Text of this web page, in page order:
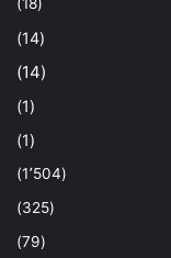
(14)
(14)
(1)
(1)
(1٬504)
(325)
(79)